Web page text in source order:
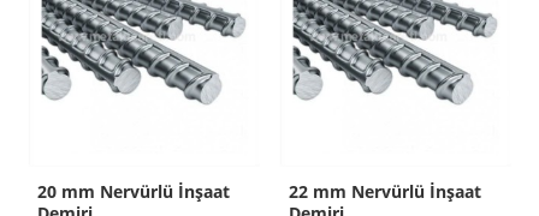
20 mm Nervürlü İnşaat
22 mm Nervürlü İnşaat